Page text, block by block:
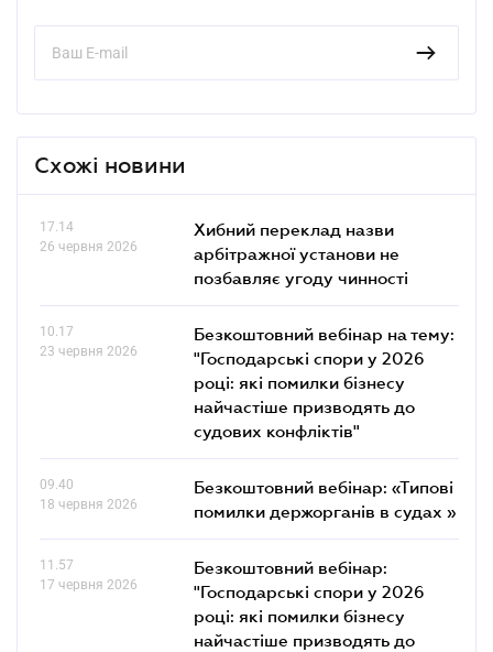
Схожі новини
17.14
26 червня 2026
Хибний переклад назви
арбітражної установи не
позбавляє угоду чинності
10.17
23 червня 2026
Безкоштовний вебінар на тему:
"Господарські спори у 2026
році: які помилки бізнесу
найчастіше призводять до
судових конфліктів"
09.40
18 червня 2026
Безкоштовний вебінар: «Типові
помилки держорганів в судах »
11.57
17 червня 2026
Безкоштовний вебінар:
"Господарські спори у 2026
році: які помилки бізнесу
найчастіше призводять до